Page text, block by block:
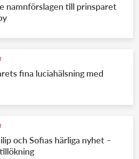
namnförslagen till prinsparet
fina luciahälsning med
och Sofias härliga nyhet –